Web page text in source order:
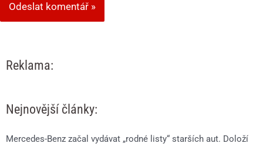
Reklama:
Nejnovější články:
Mercedes-Benz začal vydávat „rodné listy“ starších aut. Doloží